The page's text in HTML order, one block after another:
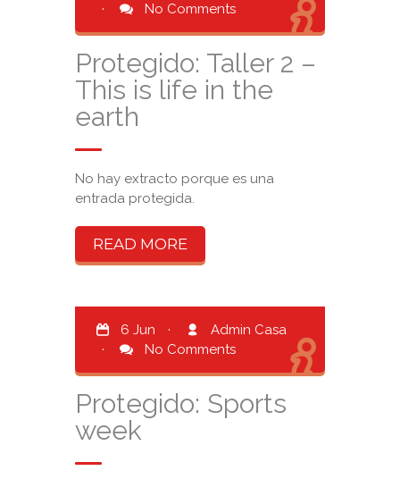
·
No Comments
Protegido: Taller 2 –
This is life in the
earth
No hay extracto porque es una
entrada protegida.
READ MORE
6 Jun ·
Admin Casa
·
No Comments
Protegido: Sports
week